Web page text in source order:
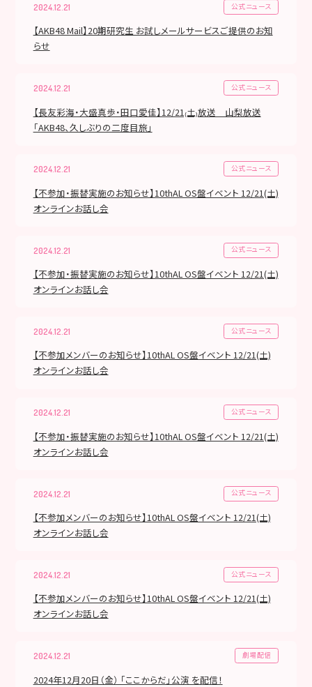
2024.12.21 公式ニュース
【AKB48 Mail】20期研究生 お試しメールサービスご提供のお知
らせ
2024.12.21 公式ニュース
【長友彩海・大盛真歩・田口愛佳】12/21₍土₎放送 山梨放送
「AKB48、久しぶりの二度目旅」
2024.12.21 公式ニュース
【不参加・振替実施のお知らせ】10thAL OS盤イベント 12/21(土)
オンラインお話し会
2024.12.21 公式ニュース
【不参加・振替実施のお知らせ】10thAL OS盤イベント 12/21(土)
オンラインお話し会
2024.12.21 公式ニュース
【不参加メンバーのお知らせ】10thAL OS盤イベント 12/21(土)
オンラインお話し会
2024.12.21 公式ニュース
【不参加・振替実施のお知らせ】10thAL OS盤イベント 12/21(土)
オンラインお話し会
2024.12.21 公式ニュース
【不参加メンバーのお知らせ】10thAL OS盤イベント 12/21(土)
オンラインお話し会
2024.12.21 公式ニュース
【不参加メンバーのお知らせ】10thAL OS盤イベント 12/21(土)
オンラインお話し会
2024.12.21 劇場配信
2024年12月20日（金） 「ここからだ」公演 を配信！